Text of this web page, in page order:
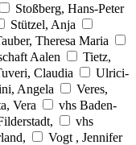
Stoßberg, Hans-Peter
Stützel, Anja
Theresa Maria
Aalen
Tietz,
Claudia
Ulrici-
Angela
Veres,
Vera
vhs Baden-
vhs
Vogt , Jennifer